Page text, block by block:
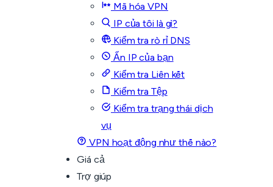
Mã hóa VPN
IP của tôi là gì?
Kiểm tra rò rỉ DNS
Ẩn IP của bạn
Kiểm tra Liên kết
Kiểm tra Tệp
Kiểm tra trạng thái dịch
vụ
VPN hoạt động như thế nào?
Giá cả
Trợ giúp